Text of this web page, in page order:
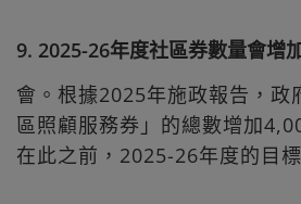
9. 2025-26年度社區券數量會增
會。根據2025年施政報告，政
區照顧服務券」的總數增加
在此之前，2025-26年度的目